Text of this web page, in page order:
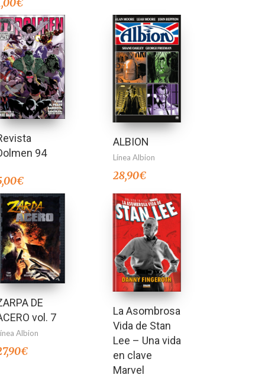
€
94
€
ALBION
Línea Albion
28,90€
DE
vol. 7
Albion
€
La Asombrosa
Vida de Stan
Lee – Una vida
en clave
Marvel